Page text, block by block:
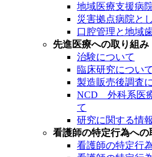
地域医療支援病
災害拠点病院と
口腔管理と地域
先進医療への取り組み
治験について
臨床研究について
製造販売後調査
NCD 外科系医
て
研究に関する情
看護師の特定行為への
看護師の特定行